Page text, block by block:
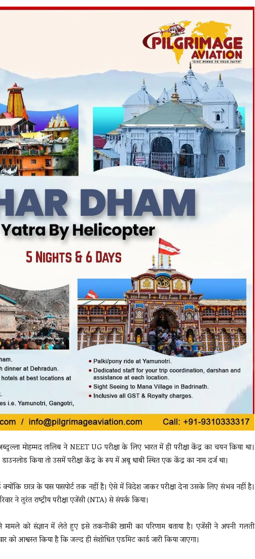
मोहम्मद तालिब ने NEET UG परीक्षा के लिए भारत में ही परीक्षा केंद्र का चयन किया था।
किया तो उसमें परीक्षा केंद्र के रूप में अबू धाबी स्थित एक केंद्र का नाम दर्ज था।
छात्र के पास पासपोर्ट तक नहीं है। ऐसे में विदेश जाकर परीक्षा देना उसके लिए संभव नहीं है।
ने तुरंत राष्ट्रीय परीक्षा एजेंसी (NTA) से संपर्क किया।
मामले को संज्ञान में लेते हुए इसे तकनीकी खामी का परिणाम बताया है। एजेंसी ने अपनी गलती
को आश्वस्त किया है कि जल्द ही संशोधित एडमिट कार्ड जारी किया जाएगा।